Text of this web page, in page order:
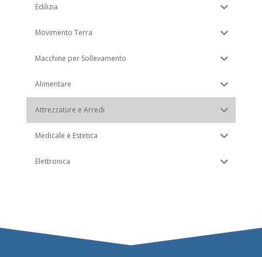
Edilizia
Movimento Terra
Macchine per Sollevamento
Alimentare
Attrezzature e Arredi
Medicale e Estetica
Elettronica